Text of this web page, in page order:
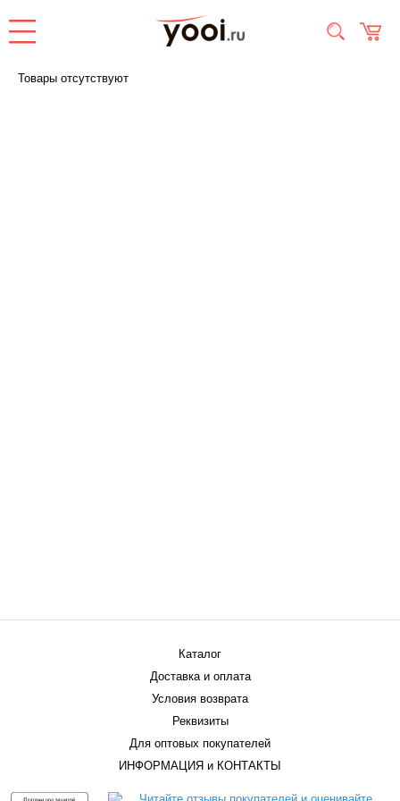
Товары отсутствуют
Каталог
Доставка и оплата
Условия возврата
Реквизиты
Для оптовых покупателей
ИНФОРМАЦИЯ и КОНТАКТЫ